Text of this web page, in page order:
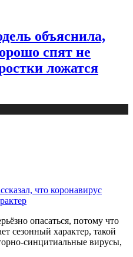
объяснила,
спят не
ложатся
что коронавирус
опасаться, потому что
сезонный характер, такой
синцитиальные вирусы,